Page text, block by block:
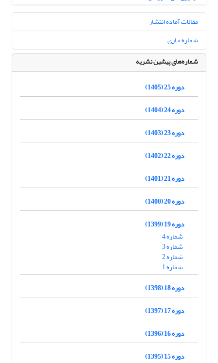
مقالات آماده انتشار
شماره جاری
شماره‌های پیشین نشریه
دوره 25 (1405)
دوره 24 (1404)
دوره 23 (1403)
دوره 22 (1402)
دوره 21 (1401)
دوره 20 (1400)
دوره 19 (1399)
شماره 4
شماره 3
شماره 2
شماره 1
دوره 18 (1398)
دوره 17 (1397)
دوره 16 (1396)
دوره 15 (1395)